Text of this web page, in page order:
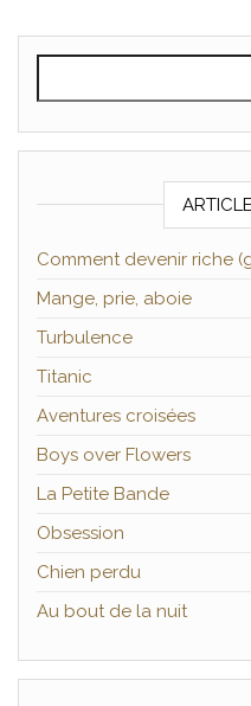
Comment devenir riche
Mange, prie, aboie
Turbulence
Titanic
Aventures croisées
Boys over Flowers
La Petite Bande
Obsession
Chien perdu
Au bout de la nuit